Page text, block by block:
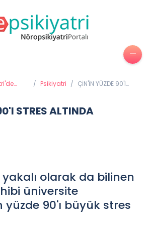
/ Psikiyatri / ÇİN'İN YÜZDE 90'I
STRES ALTINDA
olarak da bilinen
üniversite
yüzde 90'ı büyük stres